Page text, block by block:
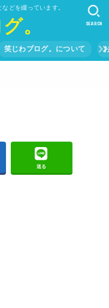
どを綴っています。
。
笑じわブログ。について
SEARCH
送る